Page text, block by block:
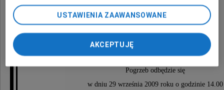
Pogrzeb odbędzie się
w dniu 29 września 2009 roku o godzinie 14.00
chwili zmienić swoje preferencje dot. plików cookie,
ponownie wywołując narzędzie do zarządzania Twoimi
preferencjami dot. przetwarzania danych poprzez
odnośnik „Ustawienia prywatności” w stopce serwisu i
przechodząc do sekcji „Ustawienia zaawansowane”.
Zmiana ustawień plików cookie możliwa jest także za
pomocą ustawień przeglądarki.
My, nasi Zaufani Partnerzy i Agora S.A. możemy
USTAWIENIA ZAAWANSOWANE
AKCEPTUJĘ